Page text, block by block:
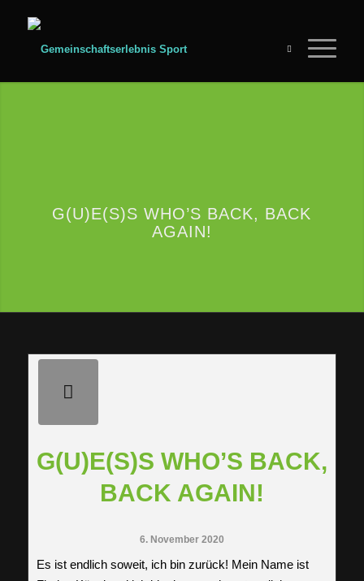
G(U)E(S)S WHO’S BACK, BACK
AGAIN!
G(U)E(S)S WHO’S BACK,
BACK AGAIN!
6. November 2020
Es ist endlich soweit, ich bin zurück! Mein Name ist